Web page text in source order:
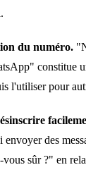
du numéro.
constitue
l'utiliser pour
des
sûr ?" en